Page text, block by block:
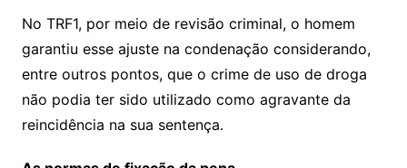
o
m
No TRF1, por meio de revisão criminal, o homem
garantiu esse ajuste na condenação considerando,
entre outros pontos, que o crime de uso de droga
não podia ter sido utilizado como agravante da
reincidência na sua sentença.